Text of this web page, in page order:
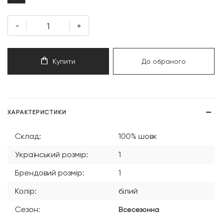
- +
Купити До обраного
ХАРАКТЕРИСТИКИ
Склад:
100% шовк
Український розмір:
1
Брендовий розмір:
1
Колір:
білий
Сезон:
Всесезонна